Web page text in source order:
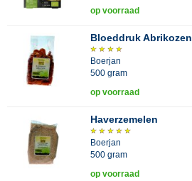
op voorraad
Bloeddruk Abrikozen
Boerjan
500 gram
op voorraad
Haverzemelen
Boerjan
500 gram
op voorraad